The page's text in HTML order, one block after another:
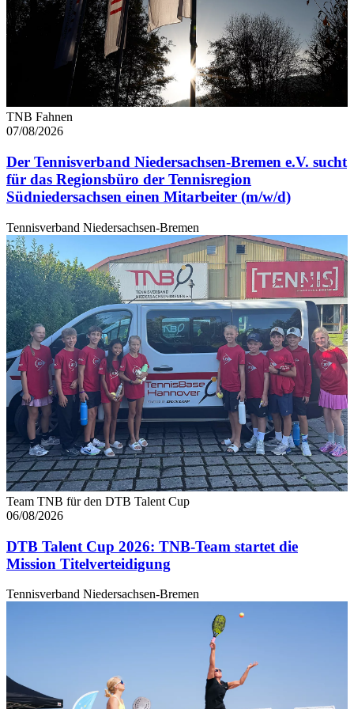
jederzeit über den Link im Footer aufgerufen und
angepasst werden.
TNB Fahnen
07/08/2026
Der Tennisverband Niedersachsen-Bremen e.V. sucht
für das Regionsbüro der Tennisregion
Südniedersachsen einen Mitarbeiter (m/w/d)
Tennisverband Niedersachsen-Bremen
Team TNB für den DTB Talent Cup
06/08/2026
DTB Talent Cup 2026: TNB-Team startet die
Mission Titelverteidigung
Tennisverband Niedersachsen-Bremen